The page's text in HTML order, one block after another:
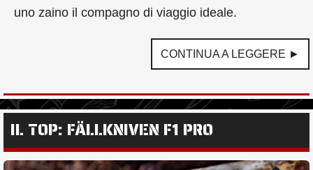
uno zaino il compagno di viaggio ideale.
CONTINUA A LEGGERE ►
IL TOP: FÄLLKNIVEN F1 PRO